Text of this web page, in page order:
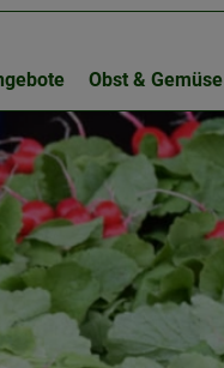
Obst & Gemüse